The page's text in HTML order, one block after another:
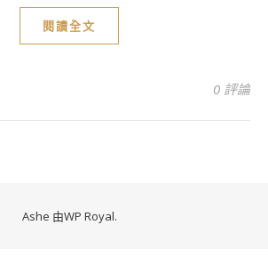
閱讀全文
0 評論
Ashe 由WP Royal.